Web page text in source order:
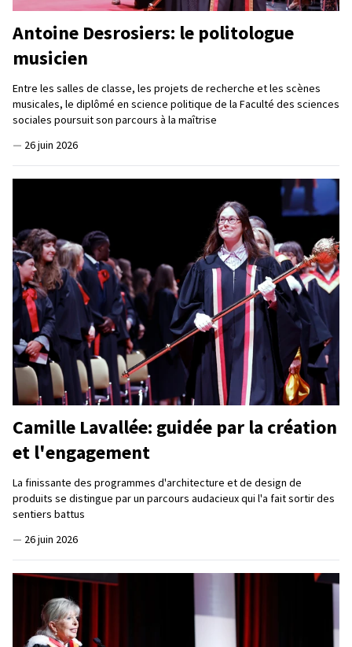
Antoine Desrosiers: le politologue
musicien
Entre les salles de classe, les projets de recherche et les scènes
musicales, le diplômé en science politique de la Faculté des sciences
sociales poursuit son parcours à la maîtrise
— 26 juin 2026
Camille Lavallée: guidée par la création
et l'engagement
La finissante des programmes d'architecture et de design de
produits se distingue par un parcours audacieux qui l'a fait sortir des
sentiers battus
— 26 juin 2026